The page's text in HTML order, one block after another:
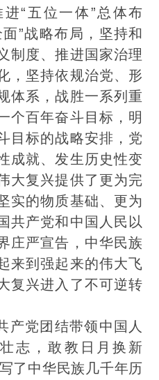
“五位一体”总体布
”战略布局，坚持和
制度、推进国家治理
，坚持依规治党、形
体系，战胜一系列重
个百年奋斗目标，明
目标的战略安排，党
成就、发生历史性变
大复兴提供了更为完
实的物质基础、更为
共产党和中国人民以
庄严宣告，中华民族
来到强起来的伟大飞
复兴进入了不可逆转
产党团结带领中国人
志，敢教日月换新
了中华民族几千年历